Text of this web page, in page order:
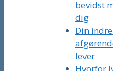
bevidst
dig
Din
lever
Hvorfor